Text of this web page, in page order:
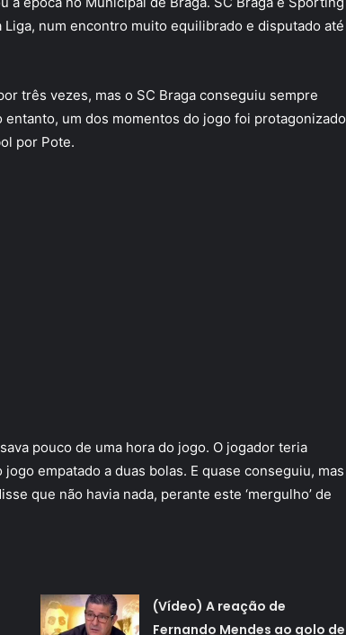
num encontro muito equilibrado e disputado até
três vezes, mas o SC Braga conseguiu sempre
um dos momentos do jogo foi protagonizado
por Pote.
pouco de uma hora do jogo. O jogador teria
empatado a duas bolas. E quase conseguiu, mas
que não havia nada, perante este ‘mergulho’ de
(Vídeo) A reação de
Fernando Mendes ao golo de